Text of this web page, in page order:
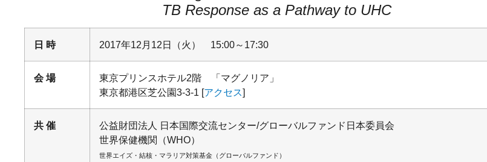
TB Response as a Pathway to UHC
日 時 2017年12月12日（火） 15:00～17:30
会 場
東京プリンスホテル2階 「マグノリア」
東京都港区芝公園3-3-1 [アクセス]
共 催
公益財団法人 日本国際交流センター/グローバルファンド日本委員会
世界保健機関（WHO）
世界エイズ・結核・マラリア対策基金（グローバルファンド）